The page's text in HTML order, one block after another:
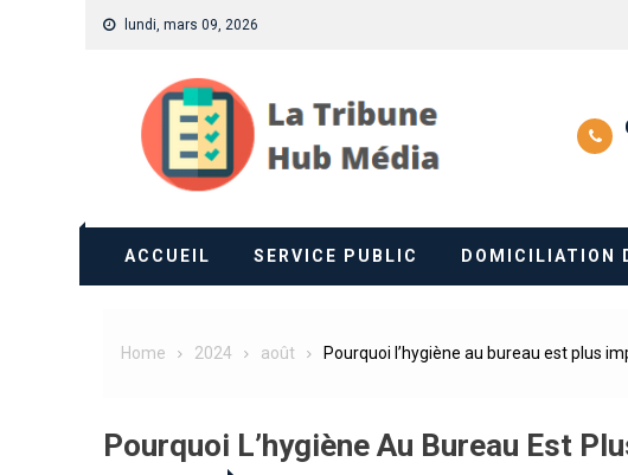
lundi, mars 09, 2026
ACCUEIL SERVICE PUBLIC DOMICILIATION
Home 2024 août Pourquoi l’hygiène au bureau est plus
Pourquoi L’hygiène Au Bureau Est